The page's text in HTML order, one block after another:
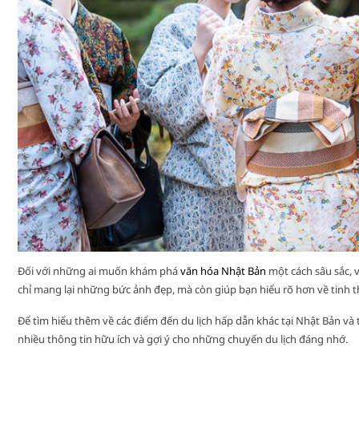
Đối với những ai muốn khám phávăn hóa Nhật Bản một cách sâu
chỉ mang lại những bức ảnh đẹp, mà còn giúp bạn hiểu rõ hơn về tinh
Để tìm hiểu thêm về các điểm đến du lịch hấp dẫn khác tại Nhật Bản
nhiều thông tin hữu ích và gợi ý cho những chuyến du lịch đáng nhớ.